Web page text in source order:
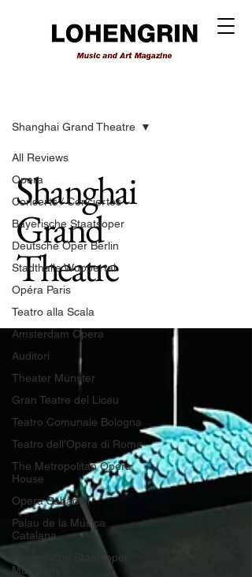
All Reviews
Opera
Concerts / Conciertos
Bayerische Staatsoper
Deutsche Oper Berlin
Stadthalle Wuppertal
Opéra Paris
Teatro alla Scala
Amsterdam Opera
Auditori
Theater Münster
Gran Teatre del Liceu
Teatro Comunale Bologna
Teatro dell'Opera di Roma
The Metropolitan Opera
House
Opera Sabadell
Palau de la Música
Catalana
Bayrerische Staatsoper
München
Shanghai Grand Theatre
Shanghai
Grand
Theatre